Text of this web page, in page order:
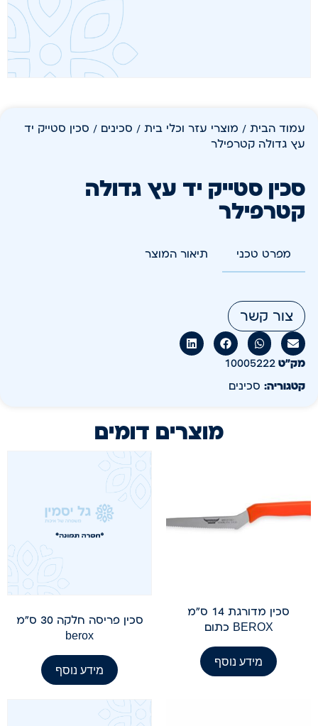
עמוד הבית / מוצרי עזר וכלי בית / סכינים / סכין סטייק יד
עץ גדולה קטרפילר
סכין סטייק יד עץ גדולה
קטרפילר
מפרט טכני תיאור המוצר
צור קשר
מק״ט 10005222
קטגוריה: סכינים
מוצרים דומים
סכין מדורגת 14 ס"מ
BEROX כתום
מידע נוסף
סכין פריסה חלקה 30 ס"מ
berox
מידע נוסף